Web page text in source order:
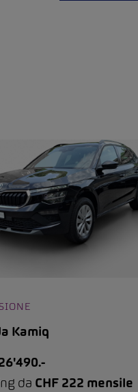
Kamiq
da CHF 222 mensile